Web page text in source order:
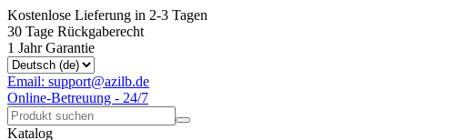
Kostenlose Lieferung in 2-3 Tagen
30 Tage Rückgaberecht
1 Jahr Garantie
Email: support@azilb.de
Online-Betreuung - 24/7
Katalog